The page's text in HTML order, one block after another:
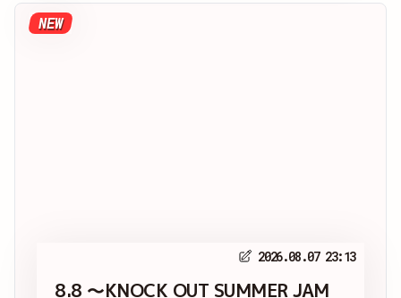
NEW
2026.08.07 23:13
8.8 ～KNOCK OUT SUMMER JAM